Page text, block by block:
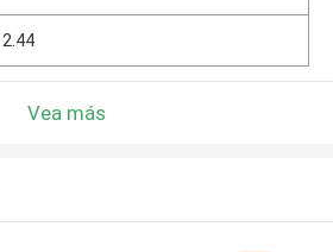
2.44
Vea más